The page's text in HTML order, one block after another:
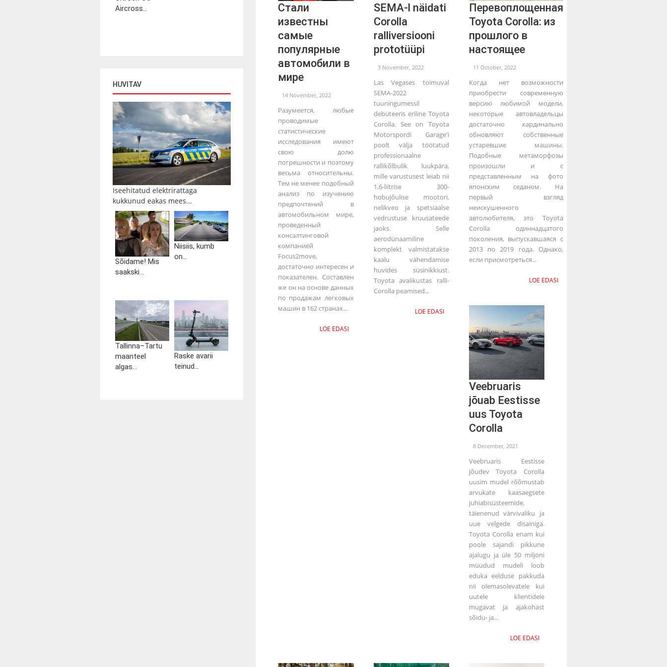
Aircross...
HUVITAV
Iseehitatud elektrirattaga
kukkunud eakas mees...
Sõidame! Mis
saakski...
Niisiis, kumb
on...
Tallinna–Tartu
maanteel
algas...
Raske avarii
teinud...
Стали
известны
самые
популярные
автомобили в
мире
14 November, 2022
Разумеется, любые
проводимые
статистические
исследования имеют
свою долю
погрешности и поэтому
весьма относительны.
Тем не менее подобный
анализ по изучению
предпочтений в
автомобильном мире,
проведенный
консалтинговой
компанией
Focus2move,
достаточно интересен и
показателен. Составлен
же он на основе данных
по продажам легковых
машин в 162 странах...
LOE EDASI
SEMA-l näidati
Corolla
ralliversiooni
prototüüpi
3 November, 2022
Las Vegases toimuval
SEMA-2022
tuuningumessil
debüteeris eriline Toyota
Corolla. See on Toyota
Motorspordi Garage'i
poolt välja töötatud
professionaalne
rallikõlbulik luukpära,
mille varustusest leiab nii
1,6-liitrise 300-
hobujõulise mootori,
nelikveo ja spetsiaalse
vedrustuse kruusateede
jaoks. Selle
aerodünaamiline
komplekt valmistatakse
kaalu vähendamise
huvides süsinikkiust.
Toyota avalikustas ralli-
Corolla peamised...
LOE EDASI
Перевоплощенная
Toyota Corolla: из
прошлого в
настоящее
11 October, 2022
Когда нет возможности
приобрести современную
версию любимой модели,
некоторые автовладельцы
достаточно кардинально
обновляют собственные
устаревшие машины.
Подобные метаморфозы
произошли и с
представленным на фото
японским седаном. На
первый взгляд
неискушенного
автолюбителя, это Toyota
Corolla одиннадцатого
поколения, выпускавшаяся с
2013 по 2019 года. Однако,
если присмотреться...
LOE EDASI
Veebruaris
jõuab Eestisse
uus Toyota
Corolla
8 December, 2021
Veebruaris Eestisse
jõudev Toyota Corolla
uusim mudel rõõmustab
arvukate kaasaegsete
juhiabisüsteemide,
täienenud värvivaliku ja
uue velgede disainiga.
Toyota Corolla enam kui
poole sajandi pikkune
ajalugu ja üle 50 miljoni
müüdud mudeli loob
eduka eelduse pakkuda
nii olemasolevatele kui
uutele klientidele
mugavat ja ajakohast
sõidu- ja...
LOE EDASI